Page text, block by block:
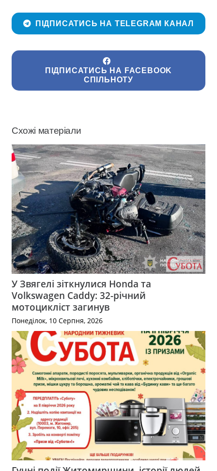
ПІДПИСАТИСЬ НА TELEGRAM КАНАЛ
ПІДПИСАТИСЬ НА FACEBOOK
СПІЛЬНОТУ
Схожі матеріали
У Звягелі зіткнулися Honda та
Volkswagen Caddy: 32-річний
мотоцикліст загинув
Понеділок, 10 Серпня, 2026